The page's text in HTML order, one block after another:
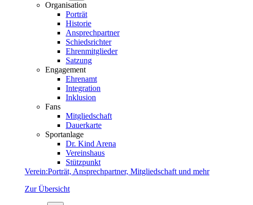
Organisation
Porträt
Historie
Ansprechpartner
Schiedsrichter
Ehrenmitglieder
Satzung
Engagement
Ehrenamt
Integration
Inklusion
Fans
Mitgliedschaft
Dauerkarte
Sportanlage
Dr. Kind Arena
Vereinshaus
Stützpunkt
Verein:Porträt, Ansprechpartner, Mitgliedschaft und mehr
Zur Übersicht